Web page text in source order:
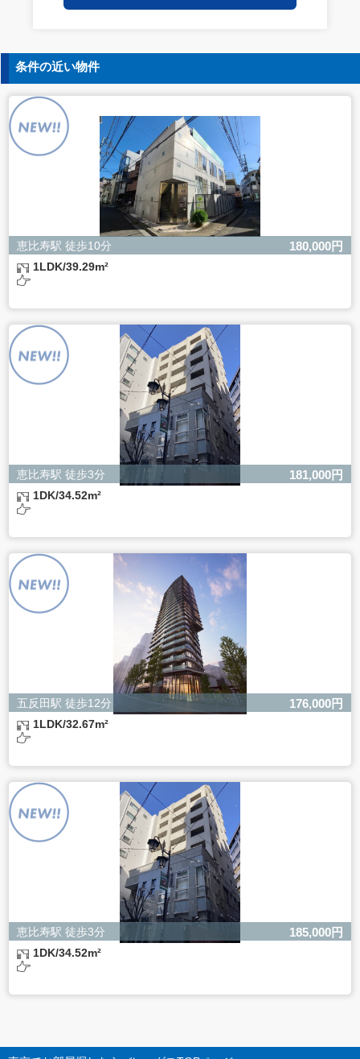
保持についての契約を交わし、適切な管理を実施させま
5. 個人情報の開示等の請求
ご本人様は、当社に対してご自身の個人情報の開示等（利
用目的の通知、開示、内容の訂正・追加・削除、利用の停
止または消去、第三者への提供の停止）に関して、下記の
当社問合わせ窓口に申し出ることができます。その際、当
社はお客様ご本人を確認させていただいたうえで、合理的
な間内に対応いたします。
【お問合せ窓口】
株式会社バレッグス 個人情報問合せ窓口
住所 東京都目黒区鷹番2-5-21
電話 03-3794-1115
お問合せメールアドレス privacy@balleggs.co.jp
受付時間：平日10：30～17：00 ※弊社公休日を除く
よるものです。
ただし、必要な項目をいただけない場合、適切な対応がで
きない場合があります。
条件の近い物件
恵比寿駅 徒歩10分 180,000円
1LDK/39.29m²
恵比寿駅 徒歩3分 181,000円
1DK/34.52m²
五反田駅 徒歩12分 176,000円
1LDK/32.67m²
恵比寿駅 徒歩3分 185,000円
1DK/34.52m²